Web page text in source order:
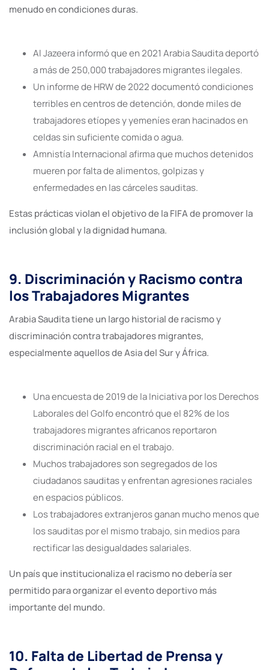
menudo en condiciones duras.
Al Jazeera informó que en 2021 Arabia Saudita deportó
a más de 250,000 trabajadores migrantes ilegales.
Un informe de HRW de 2022 documentó condiciones
terribles en centros de detención, donde miles de
trabajadores etíopes y yemeníes eran hacinados en
celdas sin suficiente comida o agua.
Amnistía Internacional afirma que muchos detenidos
mueren por falta de alimentos, golpizas y
enfermedades en las cárceles sauditas.
Estas prácticas violan el objetivo de la FIFA de promover la
inclusión global y la dignidad humana.
9. Discriminación y Racismo contra
los Trabajadores Migrantes
Arabia Saudita tiene un largo historial de racismo y
discriminación contra trabajadores migrantes,
especialmente aquellos de Asia del Sur y África.
Una encuesta de 2019 de la Iniciativa por los Derechos
Laborales del Golfo encontró que el 82% de los
trabajadores migrantes africanos reportaron
discriminación racial en el trabajo.
Muchos trabajadores son segregados de los
ciudadanos sauditas y enfrentan agresiones raciales
en espacios públicos.
Los trabajadores extranjeros ganan mucho menos que
los sauditas por el mismo trabajo, sin medios para
rectificar las desigualdades salariales.
Un país que institucionaliza el racismo no debería ser
permitido para organizar el evento deportivo más
importante del mundo.
10. Falta de Libertad de Prensa y